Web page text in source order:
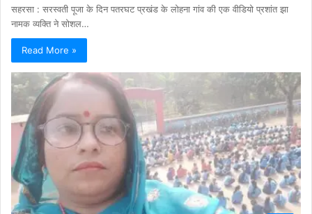
सहरसा : सरस्वती पूजा के दिन पतरघट प्रखंड के लोहना गांव की एक वीडियो प्रशांत झा
नामक व्यक्ति ने सोशल…
Read More »